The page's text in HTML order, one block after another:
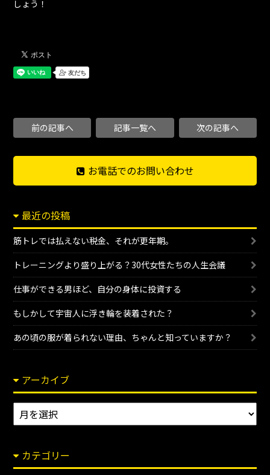
しょう！
前の記事へ 記事一覧へ 次の記事へ
お電話でのお問い合わせ
最近の投稿
筋トレでは払えない税金、それが更年期。
トレーニングより盛り上がる？30代女性たちの人生会議
仕事ができる男ほど、自分の身体に投資する
もしかして宇宙人に浮き輪を装着された？
あの頃の服が着られない理由、ちゃんと知っていますか？
アーカイブ
ア
ー
イ
ブ
カテゴリー